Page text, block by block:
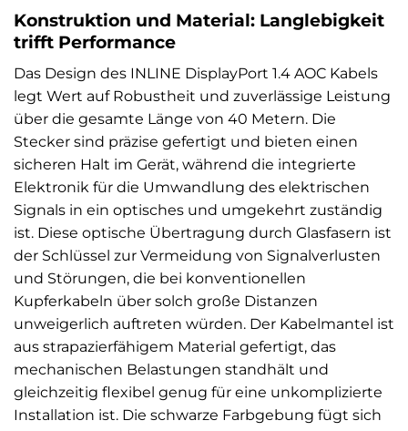
Konstruktion und Material: Langlebigkeit
trifft Performance
Das Design des INLINE DisplayPort 1.4 AOC Kabels
legt Wert auf Robustheit und zuverlässige Leistung
über die gesamte Länge von 40 Metern. Die
Stecker sind präzise gefertigt und bieten einen
sicheren Halt im Gerät, während die integrierte
Elektronik für die Umwandlung des elektrischen
Signals in ein optisches und umgekehrt zuständig
ist. Diese optische Übertragung durch Glasfasern ist
der Schlüssel zur Vermeidung von Signalverlusten
und Störungen, die bei konventionellen
Kupferkabeln über solch große Distanzen
unweigerlich auftreten würden. Der Kabelmantel ist
aus strapazierfähigem Material gefertigt, das
mechanischen Belastungen standhält und
gleichzeitig flexibel genug für eine unkomplizierte
Installation ist. Die schwarze Farbgebung fügt sich